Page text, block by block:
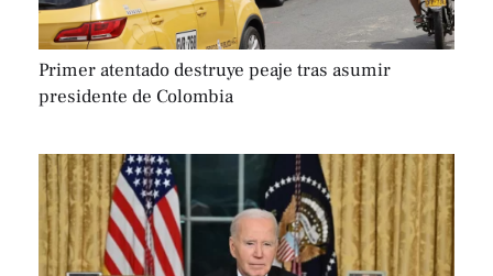
Primer atentado destruye peaje tras asumir
presidente de Colombia